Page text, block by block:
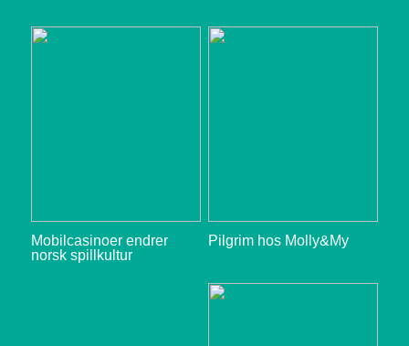
Mobilcasinoer endrer
norsk spillkultur
Pilgrim hos Molly&My